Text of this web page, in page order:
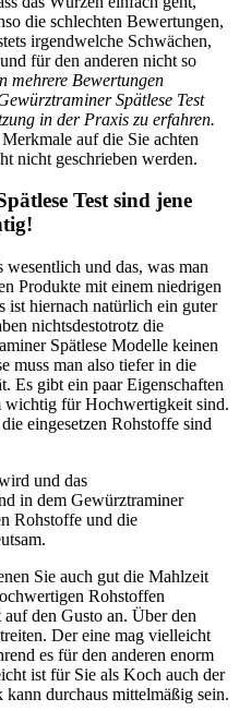
die schlechten Bewertungen,
irgendwelche Schwächen,
für den anderen nicht so
mehrere Bewertungen
Spätlese Test
in der Praxis zu erfahren.
auf die Sie achten
nicht geschrieben werden.
Test sind jene
und das, was man
Produkte mit einem niedrigen
ist hiernach natürlich ein guter
nichtsdestotrotz die
Spätlese Modelle keinen
muss man also tiefer in die
Es gibt ein paar Eigenschaften
für Hochwertigkeit sind.
eingesetzen Rohstoffe sind
und das
in dem Gewürztraminer
Rohstoffe und die
Sie auch gut die Mahlzeit
Rohstoffen
den Gusto an. Über den
Der eine mag vielleicht
es für den anderen enorm
ist für Sie als Koch auch der
durchaus mittelmäßig sein.